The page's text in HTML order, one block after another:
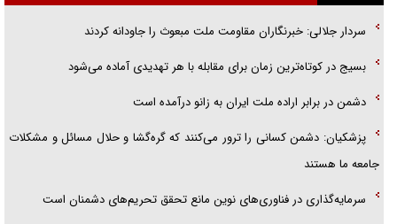
همه آقای دوربینی شده‌ایم!
قصه ناتمام سرویس مدارس
آیا مقاومت فلسطین خلع‌سلاح می‌شود؟
سردار جلالی: خبرنگاران مقاومت ملت مبعوث را جاودانه کردند
بسیج در کوتاه‌ترین زمان برای مقابله با هر تهدیدی آماده می‌شود
دشمن در برابر اراده ملت ایران به زانو درآمده است
پزشکیان: دشمن کسانی را ترور می‌کنند که گره‌گشا و حلال مسائل و مشکلات
جامعه ما هستند
سرمایه‌گذاری در فناوری‌های نوین مانع تحقق تحریم‌های دشمنان است